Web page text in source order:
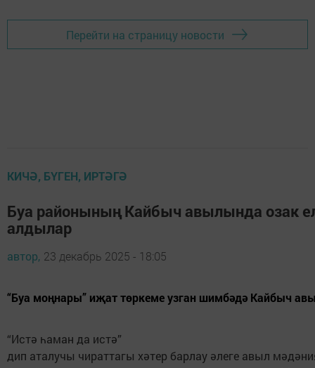
Перейти на страницу новости
КИЧӘ, БҮГЕН, ИРТӘГӘ
Буа районының Кайбыч авылында озак
алдылар
автор, 23 декабрь 2025 - 18:05
“Буа моңнары” иҗат төркеме узган шимбәдә Кайбыч
“Истә һаман да истә”
дип аталучы чираттагы хәтер барлау әлеге авыл